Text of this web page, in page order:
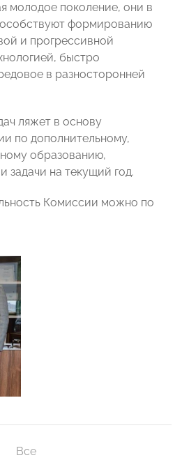
молодое поколение, они в
формированию
и прогрессивной
быстро
в разносторонней
ляжет в основу
по дополнительному,
образованию,
задачи на текущий год.
Комиссии можно по
Все